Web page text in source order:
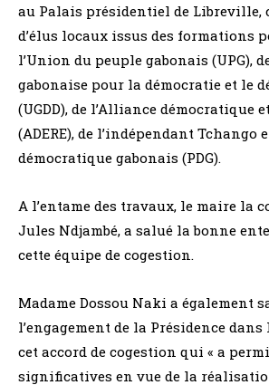
au Palais présidentiel de Libreville,
d’élus locaux issus des formations
l’Union du peuple gabonais (UPG),
gabonaise pour la démocratie et le
(UGDD), de l’Alliance démocratique
(ADERE), de l’indépendant Tchango
démocratique gabonais (PDG).
A l’entame des travaux, le maire la
Jules Ndjambé, a salué la bonne
cette équipe de cogestion.
Madame Dossou Naki a également
l’engagement de la Présidence
cet accord de cogestion qui « a
significatives en vue de la